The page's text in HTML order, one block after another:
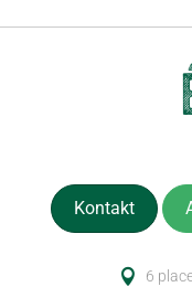
Kontakt
6